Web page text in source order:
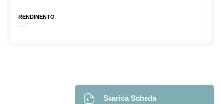
RENDIMENTO
---
Scarica Scheda